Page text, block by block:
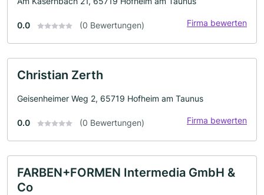
0.0 (0 Bewertungen) Firma bewerten
Christian Zerth
Geisenheimer Weg 2, 65719 Hofheim am Taunus
0.0 (0 Bewertungen) Firma bewerten
FARBEN+FORMEN Intermedia GmbH &
Co